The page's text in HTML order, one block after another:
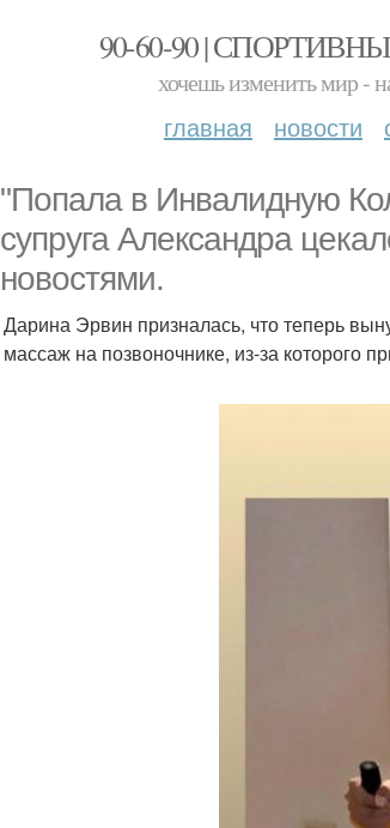
90-60-90 |
хочешь изменить мир -
главная новости
"Попала в Инвалидную
супруга Александра
новостями.
Дарина Эрвин призналась, что теперь
массаж на позвоночнике, из-за которого